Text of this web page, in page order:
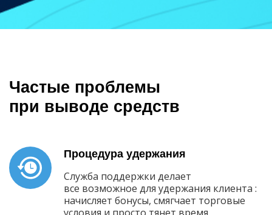
Частые проблемы
при выводе средств
Процедура удержания
Служба поддержки делает
все возможное для удержания клиента :
начисляет бонусы, смягчает торговые